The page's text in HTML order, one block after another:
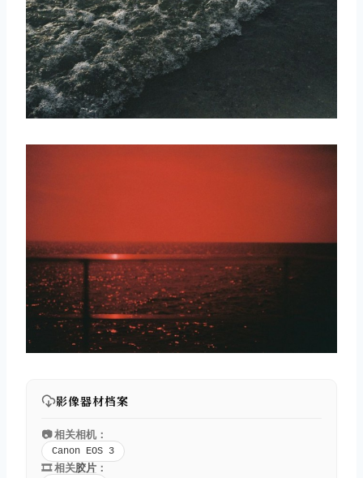
影像器材档案
📷 相关相机：
Canon EOS 3
🎞️ 相关胶片 ：
取消 搜索